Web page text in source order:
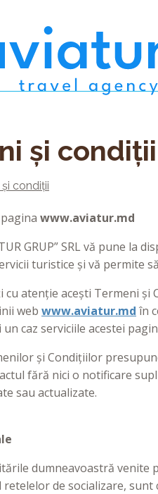
și condiții
condiții
www.aviatur.md
GRUP” SRL vă pune
turistice și vă permite
cu atenție acești Termeni
web www.aviatur.md în
caz serviciile acestei
și Condițiilor
fără nici o notificare
sau actualizate.
dumneavoastră venite
de socializare,